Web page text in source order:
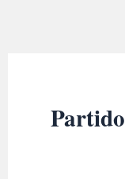
Partido